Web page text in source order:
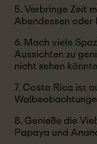
5. Verbringe Zeit
Abendessen oder
6. Mach viele
Aussichten zu
nicht sehen
7. Costa Rica ist
8. Genieße die
Papaya und